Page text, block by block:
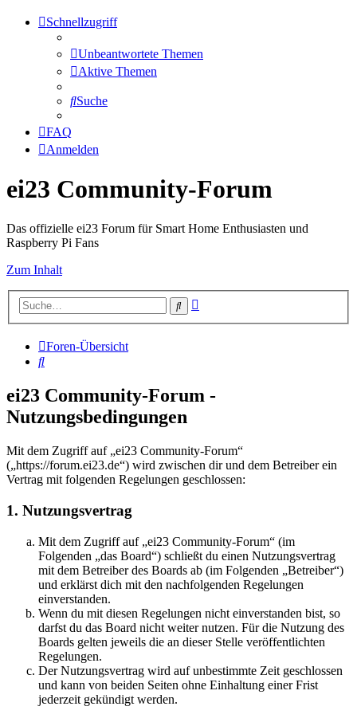
Schnellzugriff
Unbeantwortete Themen
Aktive Themen
Suche
FAQ
Anmelden
ei23 Community-Forum
Das offizielle ei23 Forum für Smart Home Enthusiasten und
Raspberry Pi Fans
Zum Inhalt
Suche
Foren-Übersicht
Suche
ei23 Community-Forum -
Nutzungsbedingungen
Mit dem Zugriff auf „ei23 Community-Forum“
(„https://forum.ei23.de“) wird zwischen dir und dem Betreiber ein
Vertrag mit folgenden Regelungen geschlossen:
1. Nutzungsvertrag
Mit dem Zugriff auf „ei23 Community-Forum“ (im
Folgenden „das Board“) schließt du einen Nutzungsvertrag
mit dem Betreiber des Boards ab (im Folgenden „Betreiber“)
und erklärst dich mit den nachfolgenden Regelungen
einverstanden.
Wenn du mit diesen Regelungen nicht einverstanden bist, so
darfst du das Board nicht weiter nutzen. Für die Nutzung des
Boards gelten jeweils die an dieser Stelle veröffentlichten
Regelungen.
Der Nutzungsvertrag wird auf unbestimmte Zeit geschlossen
und kann von beiden Seiten ohne Einhaltung einer Frist
jederzeit gekündigt werden.